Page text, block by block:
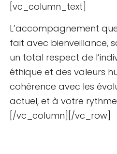
[vc_column_text]
L’accompagnement
fait avec bienveillance,
un total respect de
éthique et des valeurs
cohérence avec les
actuel, et à votre
[/vc_column][/vc_row]